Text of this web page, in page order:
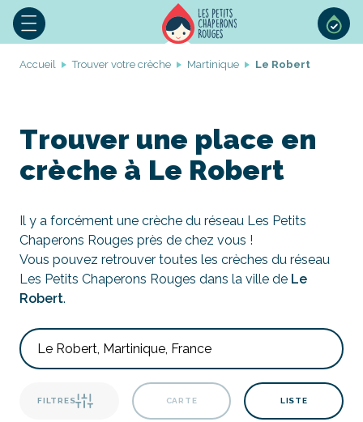
Accueil Trouver votre crèche Martinique Le Robert
Trouver une place en
crèche à Le Robert
Il y a forcément une crèche du réseau Les Petits
Chaperons Rouges près de chez vous !
Vous pouvez retrouver toutes les crèches du réseau
Les Petits Chaperons Rouges dans la ville de Le
Robert.
FILTRES CARTE LISTE